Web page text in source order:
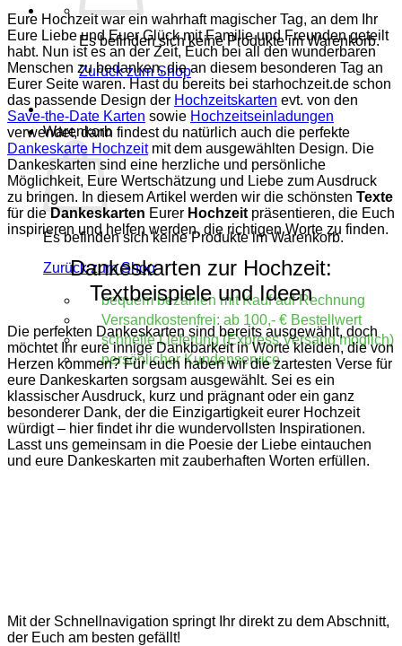
Es befinden sich keine Produkte im Warenkorb.
Zurück zum Shop
Warenkorb
Es befinden sich keine Produkte im Warenkorb.
Zurück zum Shop
bequem bezahlen mit Kauf auf Rechnung
Versandkostenfrei: ab 100,- € Bestellwert
schnelle Lieferung (Express Versand möglich)
persönlicher Kundenservice
Eure Hochzeit war ein wahrhaft magischer Tag, an dem Ihr
Eure Liebe und Euer Glück mit Familie und Freunden geteilt
habt. Nun ist es an der Zeit, Euch bei all den wunderbaren
Menschen zu bedanken, die an diesem besonderen Tag an
Eurer Seite waren. Hast du bereits bei starhochzeit.de schon
das passende Design der Hochzeitskarten evt. von den
Save-the-Date Karten sowie Hochzeitseinladungen
verwendet, dann findest du natürlich auch die perfekte
Dankeskarte Hochzeitmit dem ausgewählten Design. Die
Dankeskarten sind eine herzliche und persönliche
Möglichkeit, Eure Wertschätzung und Liebe zum Ausdruck
zu bringen. In diesem Artikel werden wir die schönsten Texte
für dieDankeskarten Eurer Hochzeit präsentieren, die Euch
inspirieren und helfen werden, die richtigen Worte zu finden.
Dankeskarten zur Hochzeit:
Textbeispiele und Ideen
Die perfekten Dankeskarten sind bereits ausgewählt, doch
möchtet Ihr eure innige Dankbarkeit in Worte kleiden, die von
Herzen kommen? Für euch haben wir die zartesten Verse für
eure Dankeskarten sorgsam ausgewählt. Sei es ein
klassischer Ausdruck, kurz und prägnant oder ein ganz
besonderer Dank, der die Einzigartigkeit eurer Hochzeit
würdigt – hier findet ihr die wundervollsten Inspirationen.
Lasst uns gemeinsam in die Poesie der Liebe eintauchen
und eure Dankeskarten mit zauberhaften Worten erfüllen.
Mit der Schnellnavigation springt Ihr direkt zu dem Abschnitt,
der Euch am besten gefällt!